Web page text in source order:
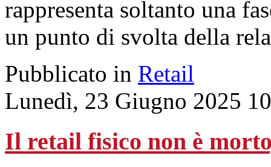
rappresenta soltanto una
un punto di svolta della
Pubblicato in Retail
Lunedì, 23 Giugno 2025
Il retail fisico non è